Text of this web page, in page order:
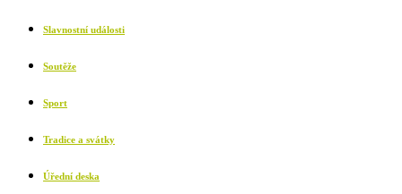
Slavnostní události
Soutěže
Sport
Tradice a svátky
Úřední deska